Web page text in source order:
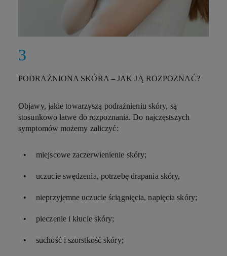
PODRAŻNIONA SKÓRA – JAK JĄ ROZPOZNAĆ?
Objawy, jakie towarzyszą podrażnieniu skóry, są
stosunkowo łatwe do rozpoznania. Do najczęstszych
symptomów możemy zaliczyć:
miejscowe zaczerwienienie skóry;
uczucie swędzenia, potrzebę drapania skóry,
nieprzyjemne uczucie ściągnięcia, napięcia skóry;
pieczenie i kłucie skóry;
suchość i szorstkość skóry;